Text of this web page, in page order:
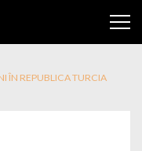
ÎN REPUBLICA TURCIA